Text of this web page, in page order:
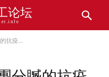
论坛
抗疫...